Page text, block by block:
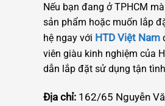
Nếu bạn đang ở TPHCM
sản phẩm hoặc muốn lắp
hệ ngay với HTD Việt Nam
viên giàu kinh nghiệm của
dẫn lắp đặt sử dụng tận
Địa chỉ: 162/65 Nguyễn